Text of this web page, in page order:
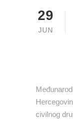
29
JUN
civilnog